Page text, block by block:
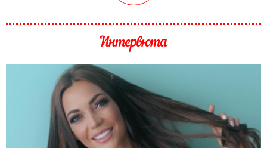
Интервюта